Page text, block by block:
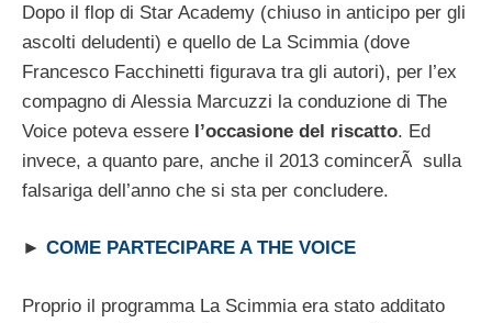
Dopo il flop di Star Academy (chiuso in anticipo per gli
ascolti deludenti) e quello de La Scimmia (dove
Francesco Facchinetti figurava tra gli autori), per l’ex
compagno di Alessia Marcuzzi la conduzione di The
Voice poteva essere l’occasione del riscatto. Ed
invece, a quanto pare, anche il 2013 comincerÃ sulla
falsariga dell’anno che si sta per concludere.
► COME PARTECIPARE A THE VOICE
Proprio il programma La Scimmia era stato additato